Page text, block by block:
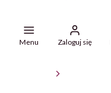
Menu Zaloguj się